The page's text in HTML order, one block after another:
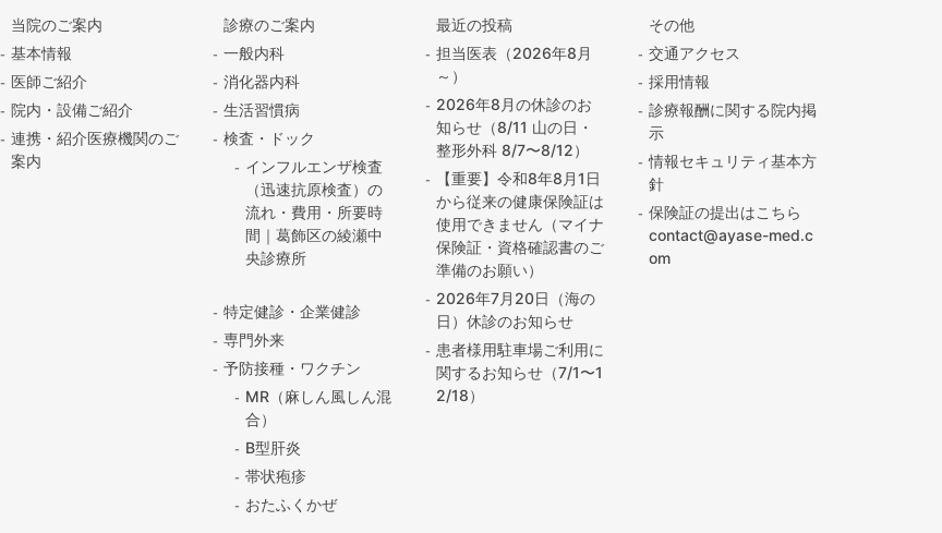
当院のご案内
基本情報
医師ご紹介
院内・設備ご紹介
連携・紹介医療機関のご
案内
診療のご案内
一般内科
消化器内科
生活習慣病
検査・ドック
インフルエンザ検査
（迅速抗原検査）の
流れ・費用・所要時
間｜葛飾区の綾瀬中
央診療所
特定健診・企業健診
専門外来
予防接種・ワクチン
MR（麻しん風しん混
合）
B型肝炎
帯状疱疹
おたふくかぜ
最近の投稿
担当医表（2026年8月
～）
2026年8月の休診のお
知らせ（8/11 山の日・
整形外科 8/7〜8/12）
【重要】令和8年8月1日
から従来の健康保険証は
使用できません（マイナ
保険証・資格確認書のご
準備のお願い）
2026年7月20日（海の
日）休診のお知らせ
患者様用駐車場ご利用に
関するお知らせ（7/1〜1
2/18）
その他
交通アクセス
採用情報
診療報酬に関する院内掲
示
情報セキュリティ基本方
針
保険証の提出はこちら
contact@ayase-med.c
om